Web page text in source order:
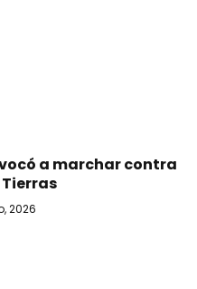
a marchar contra
Tierras
2026